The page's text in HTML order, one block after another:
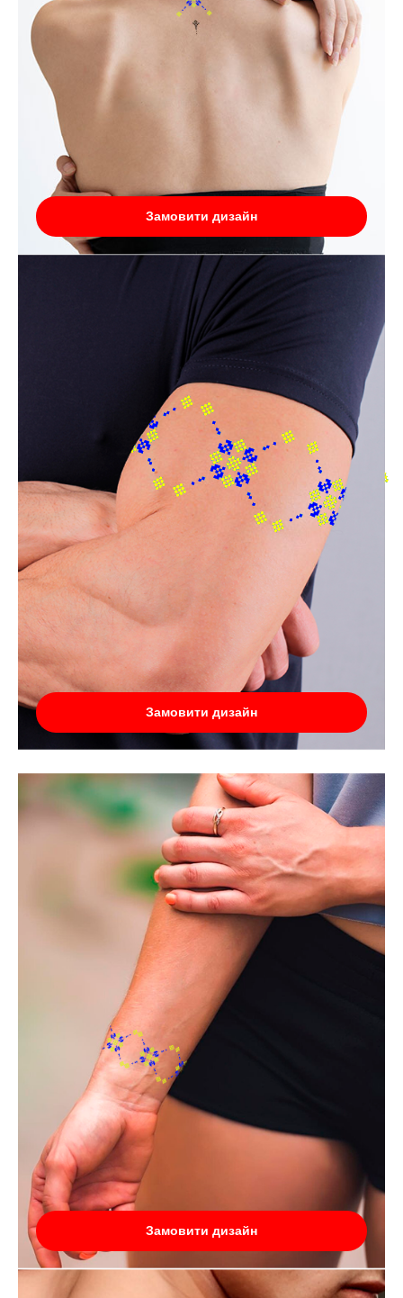
Замовити дизайн
Замовити дизайн
Замовити дизайн